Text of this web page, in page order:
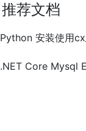
推荐文档
Python 安装使用
.NET Core Mysql